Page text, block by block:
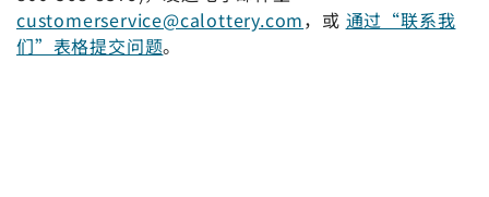
customerservice@calottery.com，或 通过“联系我
们”表格提交问题。